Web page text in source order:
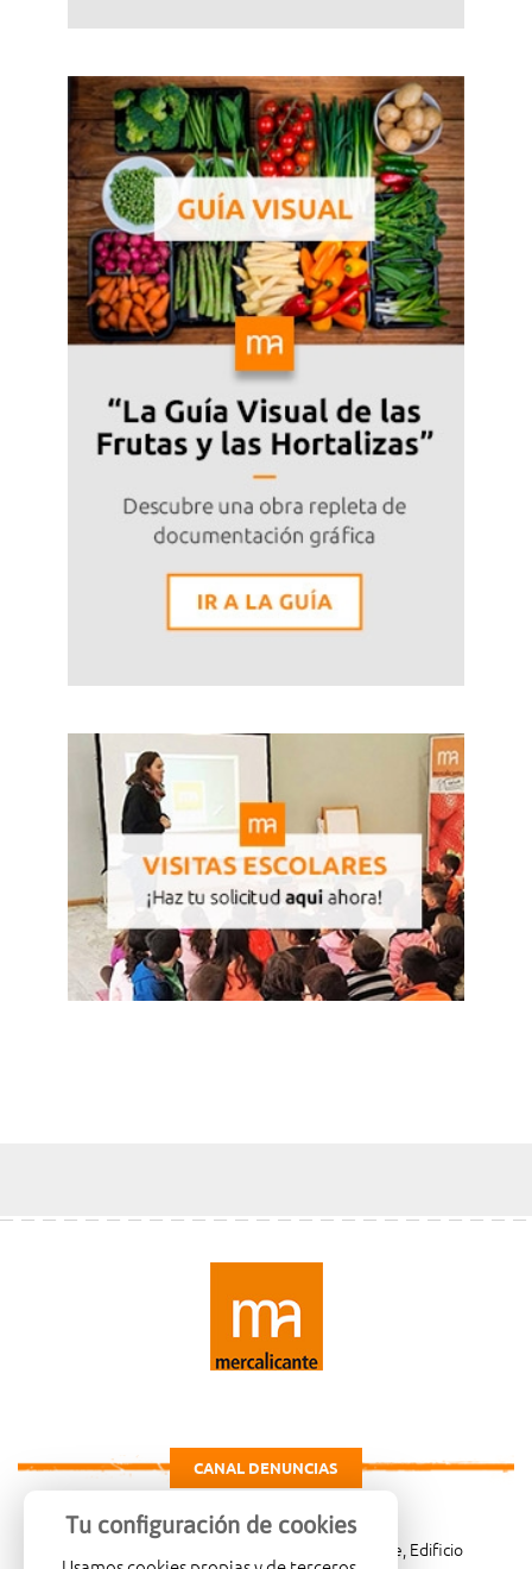
CANAL DENUNCIAS
Carretera de Madrid Km. 4, 03114 Alicante, Edificio
Tu configuración de cookies